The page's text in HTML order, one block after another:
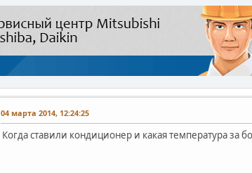
04 марта 2014, 12:24:25
Когда ставили кондиционер и какая температура за